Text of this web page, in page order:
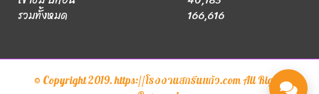
รวมทั้งหมด
166,616
© Copyright 2019. https://โรงงานสกรีนแก้ว.com All Rights